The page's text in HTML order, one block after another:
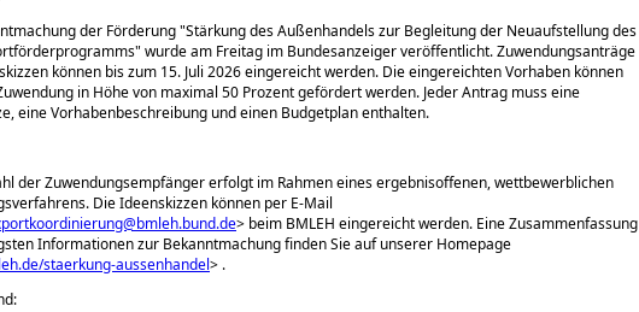
der Förderung Stärkung des Außenhandels zur Begleitung der Neuaufstellung des
wurde am Freitag im Bundesanzeiger veröffentlicht. Zuwendungsanträge
können bis zum 15. Juli 2026 eingereicht werden. Die eingereichten Vorhaben können
in Höhe von maximal 50 Prozent gefördert werden. Jeder Antrag muss eine
eine Vorhabenbeschreibung und einen Budgetplan enthalten.
der Zuwendungsempfänger erfolgt im Rahmen eines ergebnisoffenen, wettbewerblichen
Die Ideenskizzen können per E-Mail
> beim BMLEH eingereicht werden. Eine Zusammenfassung
Informationen zur Bekanntmachung finden Sie auf unserer Homepage
staerkung-aussenhandel> .